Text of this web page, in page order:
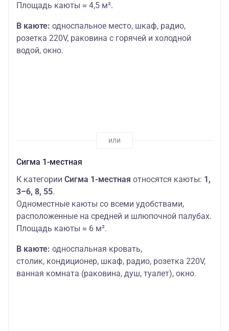
Площадь каюты ≈ 4,5 м².
В каюте: односпальное место, шкаф, радио,
розетка 220V, раковина с горячей и холодной
водой, окно.
Сигма 1-местная
К категории Сигма 1-местная относятся каюты: 1,
3–6, 8, 55.
Одноместные каюты со всеми удобствами,
расположенные на средней и шлюпочной палубах.
Площадь каюты ≈ 6 м².
В каюте: односпальная кровать,
столик, кондиционер, шкаф, радио, розетка 220V,
ванная комната (раковина, душ, туалет), окно.